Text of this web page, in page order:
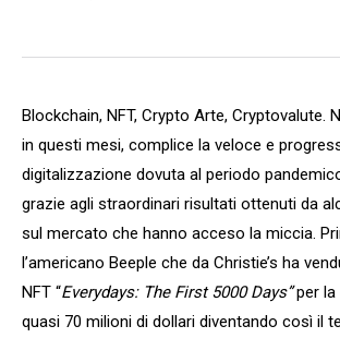
Blockchain, NFT, Crypto Arte, Cryptovalute.
in questi mesi, complice la veloce e
digitalizzazione dovuta al periodo
grazie agli straordinari risultati ottenuti da
sul mercato che hanno acceso la miccia.
l’americano Beeple che da Christie’s ha
NFT “Everydays: The First 5000 Days”per
quasi 70 milioni di dollari diventando così il